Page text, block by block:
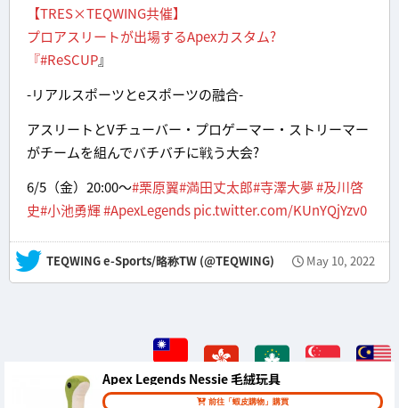
【TRES×TEQWING共催】
プロアスリートが出場するApexカスタム?
『#ReSCUP』
-リアルスポーツとeスポーツの融合-
アスリートとVチューバー・プロゲーマー・ストリーマー
がチームを組んでバチバチに戦う大会?
6/5（金）20:00〜#栗原翼#満田丈太郎#寺澤大夢#及川啓
史#小池勇輝#ApexLegendspic.twitter.com/KUnYQjYzv0
— TEQWING e-Sports/略称TW (@TEQWING) May 10, 2022
Apex Legends Nessie 毛絨玩具
前往「蝦皮購物」購買